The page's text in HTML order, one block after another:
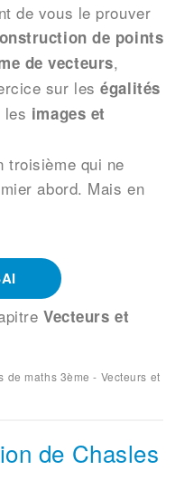
de vous le prouver
de points
de vecteurs,
sur leségalités
les images et
troisième qui ne
abord. Mais en
Vecteurs et
de maths 3ème - Vecteurs et
de Chasles